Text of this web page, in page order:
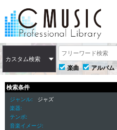
カスタム検索
楽曲
アルバム
検索条件
ジャンル
ジャズ
楽器
テンポ
音楽イメージ